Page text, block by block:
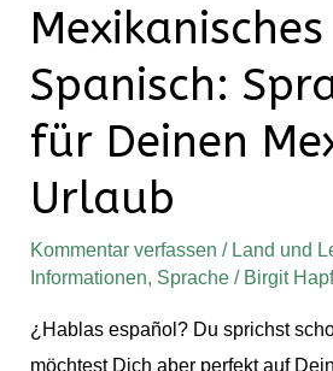
Mexikanisches
Spanisch:
für Deinen
Urlaub
Kommentar verfassen / Land und
Informationen, Sprache / Birgit
¿Hablas español? Du sprichst
möchtest Dich aber perfekt auf
Sprachtipps
Deinen
Mexiko